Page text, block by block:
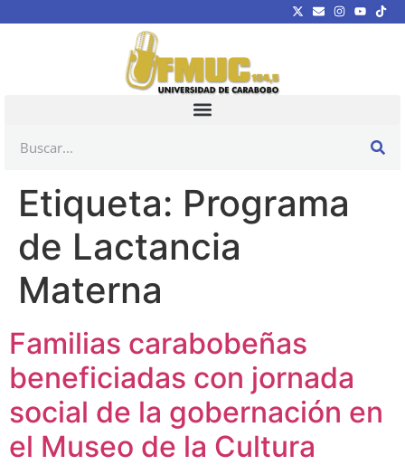
Etiqueta: Programa
de Lactancia
Materna
Familias carabobeñas
beneficiadas con jornada
social de la gobernación en
el Museo de la Cultura